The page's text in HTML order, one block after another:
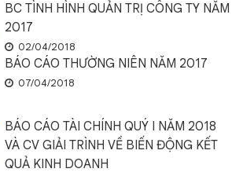
BC TÌNH HÌNH QUẢN TRỊ CÔNG TY NĂM
2017
02/04/2018
BÁO CÁO THƯỜNG NIÊN NĂM 2017
07/04/2018
BÁO CÁO TÀI CHÍNH QUÝ I NĂM 2018
VÀ CV GIẢI TRÌNH VỀ BIẾN ĐỘNG KẾT
QUẢ KINH DOANH